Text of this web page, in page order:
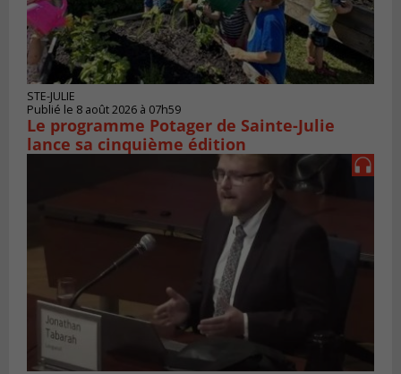
STE-JULIE
Publié le 8 août 2026 à 07h59
Le programme Potager de Sainte-Julie
lance sa cinquième édition